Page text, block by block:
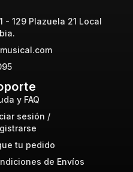
- 129 Plazuela 21 Local
y FAQ
sesión /
tu pedido
de Envíos